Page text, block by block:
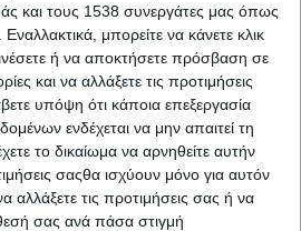
και τους 1538 συνεργάτες μας όπως
μπορείτε να κάνετε κλικ
ή να αποκτήσετε πρόσβαση σε
και να αλλάξετε τις προτιμήσεις
υπόψη ότι κάποια επεξεργασία
ενδέχεται να μην απαιτεί τη
το δικαίωμα να αρνηθείτε αυτήν
σαςθα ισχύουν μόνο για αυτόν
αλλάξετε τις προτιμήσεις σας ή να
σας ανά πάσα στιγμή